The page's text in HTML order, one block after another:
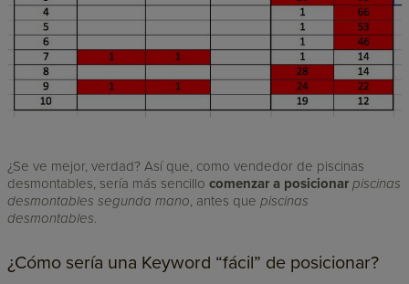
¿Se ve mejor, verdad? Así que, como vendedor de piscinas
desmontables, sería más sencillocomenzar a posicionar piscinas
desmontables segunda mano, antes quepiscinas
desmontables.
¿Cómo sería una Keyword “fácil” de posicionar?